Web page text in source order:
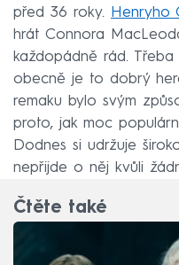
před 36 roky. Henryho
hrát Connora
každopádně rád. Třeba
obecně je to dobrý
remaku bylo svým
proto, jak moc
Dodnes si udržuje
nepřijde o něj kvůli
Čtěte také